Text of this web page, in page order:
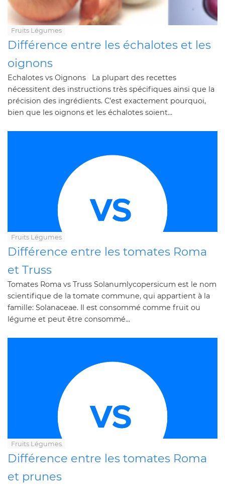
Fruits Légumes
Différence entre les échalotes et les
oignons
Echalotes vs Oignons La plupart des recettes
nécessitent des instructions très spécifiques ainsi que la
précision des ingrédients. C’est exactement pourquoi,
bien que les oignons et les échalotes soient...
Fruits Légumes
Différence entre les tomates Roma
et Truss
Tomates Roma vs Truss Solanumlycopersicum est le nom
scientifique de la tomate commune, qui appartient à la
famille: Solanaceae. Il est consommé comme fruit ou
légume et peut être consommé...
Fruits Légumes
Différence entre les tomates Roma
et prunes